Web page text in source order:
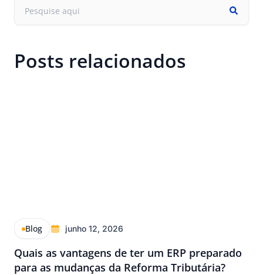
Posts relacionados
Blog junho 12, 2026
Quais as vantagens de ter um ERP preparado
para as mudanças da Reforma Tributária?